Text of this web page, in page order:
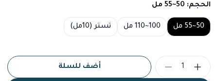
الحجم: 50~55 مل
Choose a size
50~55 مل 100~110 مل تستر (10مل)
أضف للسلة 1